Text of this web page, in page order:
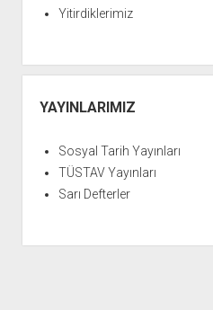
Yitirdiklerimiz
YAYINLARIMIZ
Sosyal Tarih Yayınları
TÜSTAV Yayınları
Sarı Defterler